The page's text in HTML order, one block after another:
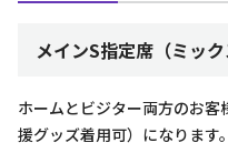
メインS指定席（ミック
ホームとビジター両方のお
援グッズ着用可）になります。